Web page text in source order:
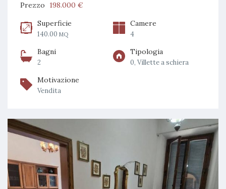
Prezzo
198.000 €
Superficie
140.00 MQ
Camere
4
Bagni
2
Tipologia
0, Villette a schiera
Motivazione
Vendita